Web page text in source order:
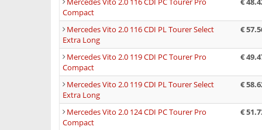
DIMENSIONI E POSTI / CAPACITÀ DI
Un elemento chiave del Vito Tourer è la sua
carico. Con una lunghezza massima del
che può raggiungere1,7 m3, ideale per il
configurabile per ospitare fino a9 posti,
Il veicolo è disponibile in tre diverse lunghezze:
Compact
Mercedes Vito 2.0 116 CDI PL Tourer Select
Extra Long
€
Mercedes Vito 2.0 119 CDI PC Tourer Pro
Compact
€
Mercedes Vito 2.0 119 CDI PL Tourer Select
Extra Long
€
Mercedes Vito 2.0 124 CDI PC Tourer Pro
Compact
€